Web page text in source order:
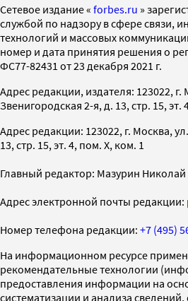
Cетевое издание « forbes.ru »
службой по надзору в сфере связи,
технологий и массовых
номер и дата принятия решения о
ФС77-82431 от 23 декабря 2021 г.
Адрес редакции, издателя: 123022, г.
Звенигородская 2-я, д. 13, стр. 15, эт.
Адрес редакции: 123022, г. Москва,
13, стр. 15, эт. 4, пом. X, ком. 1
Главный редактор: Мазурин
Адрес электронной почты редакции:
Номер телефона редакции: +7 (495)
На информационном ресурсе
рекомендательные технологии
предоставления информации на
систематизации и анализа